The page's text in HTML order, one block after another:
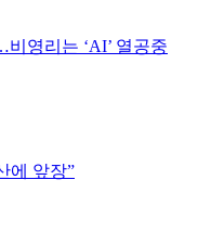
영리는 ‘AI’ 열공중
에 앞장”